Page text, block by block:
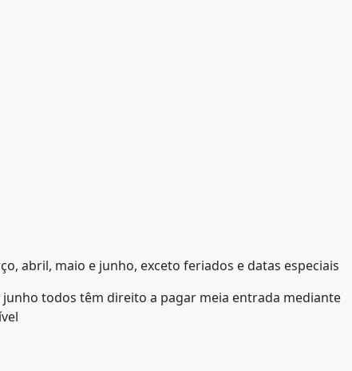
abril, maio e junho, exceto feriados e datas especiais
junho todos têm direito a pagar meia entrada mediante